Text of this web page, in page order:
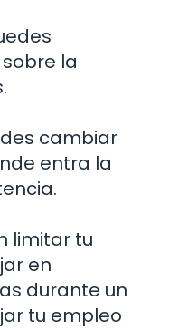
la
cambiar
entra la
limitar tu
en
durante un
tu empleo